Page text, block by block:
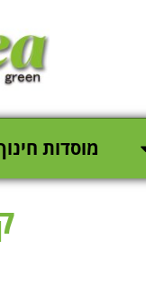
מוסדות